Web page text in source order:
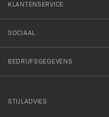
KLANTENSERVICE
SOCIAAL
BEDRIJFSGEGEVENS
STIJLADVIES